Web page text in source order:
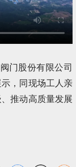
门股份有限公司
，同现场工人亲
推动高质量发展